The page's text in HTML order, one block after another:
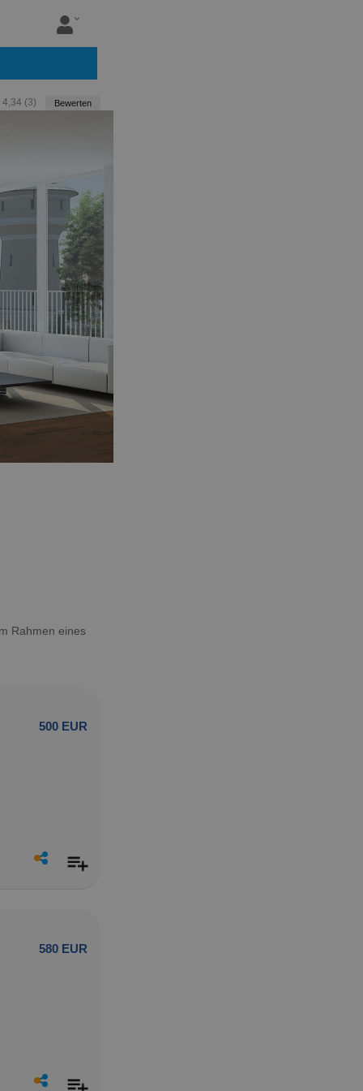
4,34 (3) Bewerten
Rahmen eines
500 EUR
580 EUR